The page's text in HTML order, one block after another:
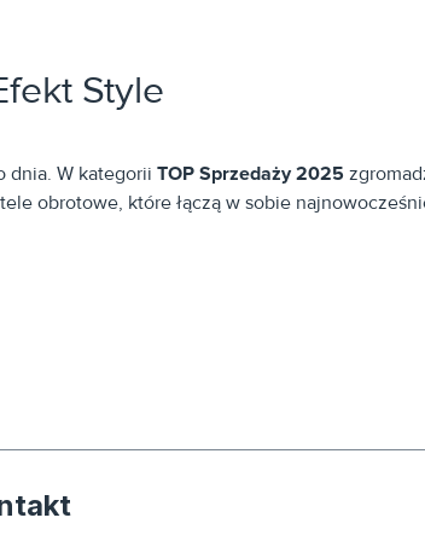
Style
dnia. W kategorii TOP Sprzedaży 2025
obrotowe, które łączą w sobie
jak Synchro SFL czy regulacja 4D) w